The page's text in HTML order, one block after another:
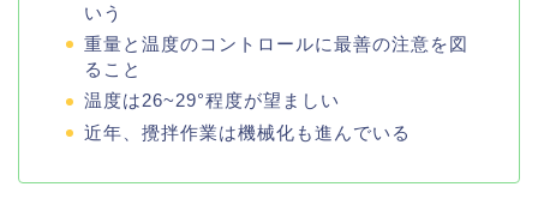
いう
重量と温度のコントロールに最善の注意を図
ること
温度は26~29°程度が望ましい
近年、攪拌作業は機械化も進んでいる